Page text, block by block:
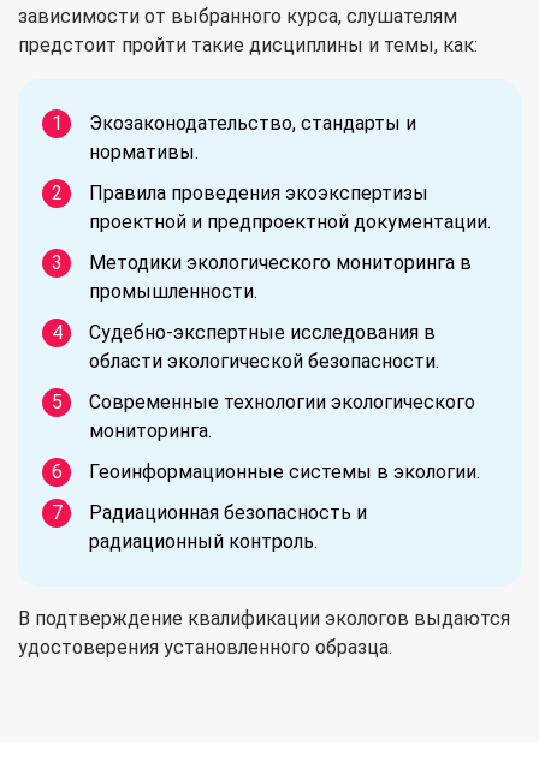
зависимости от выбранного курса, слушателям
предстоит пройти такие дисциплины и темы, как:
Экозаконодательство, стандарты и
нормативы.
Правила проведения экоэкспертизы
проектной и предпроектной документации.
Методики экологического мониторинга в
промышленности.
Судебно-экспертные исследования в
области экологической безопасности.
Современные технологии экологического
мониторинга.
Геоинформационные системы в экологии.
Радиационная безопасность и
радиационный контроль.
В подтверждение квалификации экологов выдаются
удостоверения установленного образца.